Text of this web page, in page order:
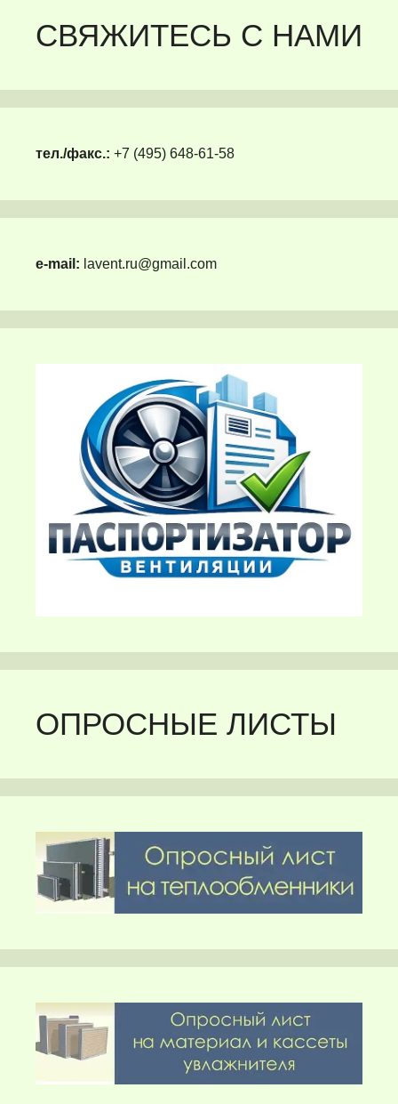
СВЯЖИТЕСЬ С НАМИ
тел./факс.: +7 (495) 648-61-58
e-mail: lavent.ru@gmail.com
ОПРОСНЫЕ ЛИСТЫ